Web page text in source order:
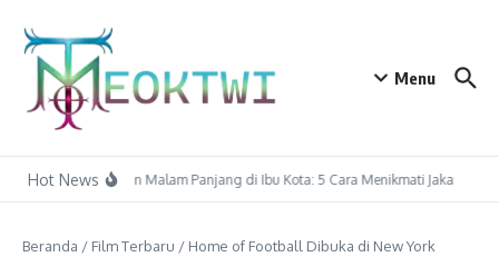
Menu
Hot NewsHabiskan Malam Panjang di Ibu Kota: 5 Cara Menikmati Jakarta di
Beranda / Film Terbaru / Home of Football Dibuka di New York